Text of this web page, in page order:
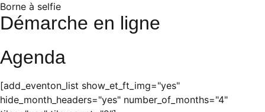
Borne à selfie
Démarche en ligne
Agenda
[add_eventon_list show_et_ft_img="yes"
hide_month_headers="yes" number_of_months="4"